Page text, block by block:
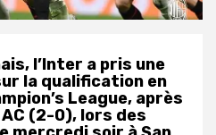
l’Inter a pris une
la qualification en
League, après
(2-0), lors des